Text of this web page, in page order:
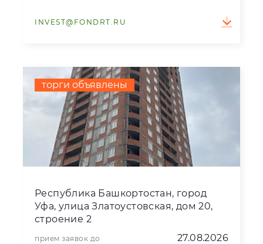
INVEST@FONDRT.RU
торги объявлены
Республика Башкортостан, город
Уфа, улица Златоустовская, дом 20,
строение 2
прием заявок до 27.08.2026